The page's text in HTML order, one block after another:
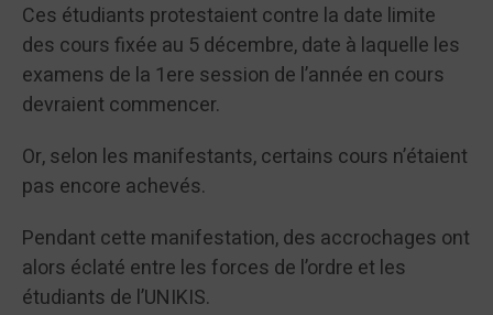
Ces étudiants protestaient contre la date limite
des cours fixée au 5 décembre, date à laquelle les
examens de la 1ere session de l’année en cours
devraient commencer.
Or, selon les manifestants, certains cours n’étaient
pas encore achevés.
Pendant cette manifestation, des accrochages ont
alors éclaté entre les forces de l’ordre et les
étudiants de l’UNIKIS.